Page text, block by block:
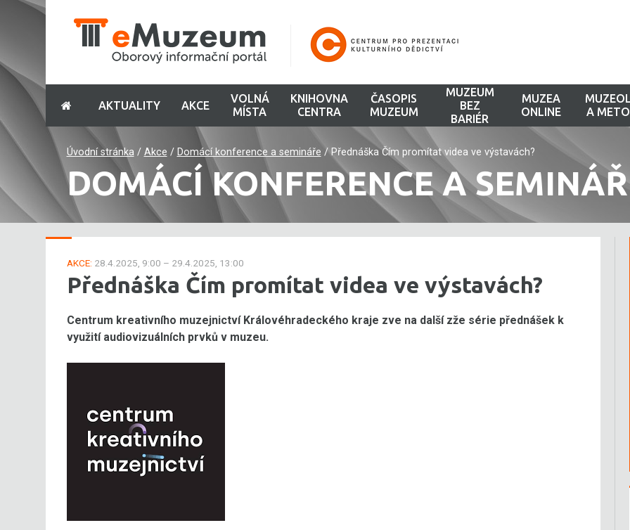
AKTUALITY AKCE
VOLNÁ
MÍSTA
KNIHOVNA
CENTRA
ČASOPIS
MUZEUM
MUZEUM
BEZ
BARIÉR
MUZEA
ONLINE
A
Úvodní stránka/ Akce / Domácí konference a semináře / Přednáška Čím promítat videa ve výstavách?
DOMÁCÍ KONFERENCE A
AKCE: 28.4.2025, 9:00 – 29.4.2025, 13:00
Přednáška Čím promítat videa ve výstavách?
Centrum kreativního muzejnictví Královéhradeckého kraje zve na další zže série přednášek k
využití audiovizuálních prvků v muzeu.